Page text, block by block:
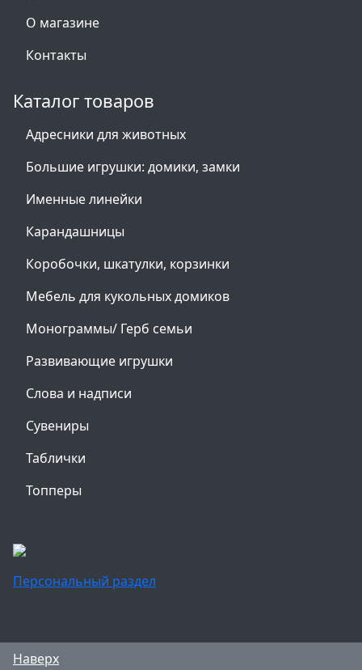
О магазине
Контакты
Каталог товаров
Адресники для животных
Большие игрушки: домики, замки
Именные линейки
Карандашницы
Коробочки, шкатулки, корзинки
Мебель для кукольных домиков
Монограммы/ Герб семьи
Развивающие игрушки
Слова и надписи
Сувениры
Таблички
Топперы
Персональный раздел
Наверх